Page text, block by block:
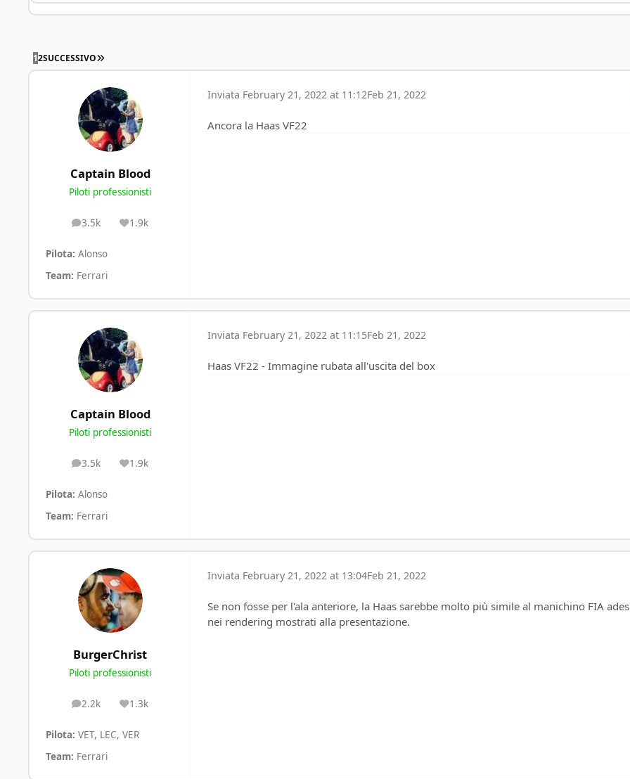
12SUCCESSIVO ULTIMA PAGINA
Captain Blood
Piloti professionisti
3.5k
posts 1.9k
Reputation
Pilota: Alonso
Team: Ferrari
Inviata February 21, 2022 at 11:12Feb 21, 2022
Ancora la Haas VF22
Captain Blood
Piloti professionisti
3.5k
posts 1.9k
Reputation
Pilota: Alonso
Team: Ferrari
Inviata February 21, 2022 at 11:15Feb 21, 2022
Haas VF22 - Immagine rubata all'uscita del box
BurgerChrist
Piloti professionisti
2.2k
posts 1.3k
Reputation
Pilota: VET, LEC, VER
Team: Ferrari
Inviata February 21, 2022 at 13:04Feb 21, 2022
Se non fosse per l'ala anteriore, la Haas sarebbe molto più simile al manichino FIA
nei rendering mostrati alla presentazione.